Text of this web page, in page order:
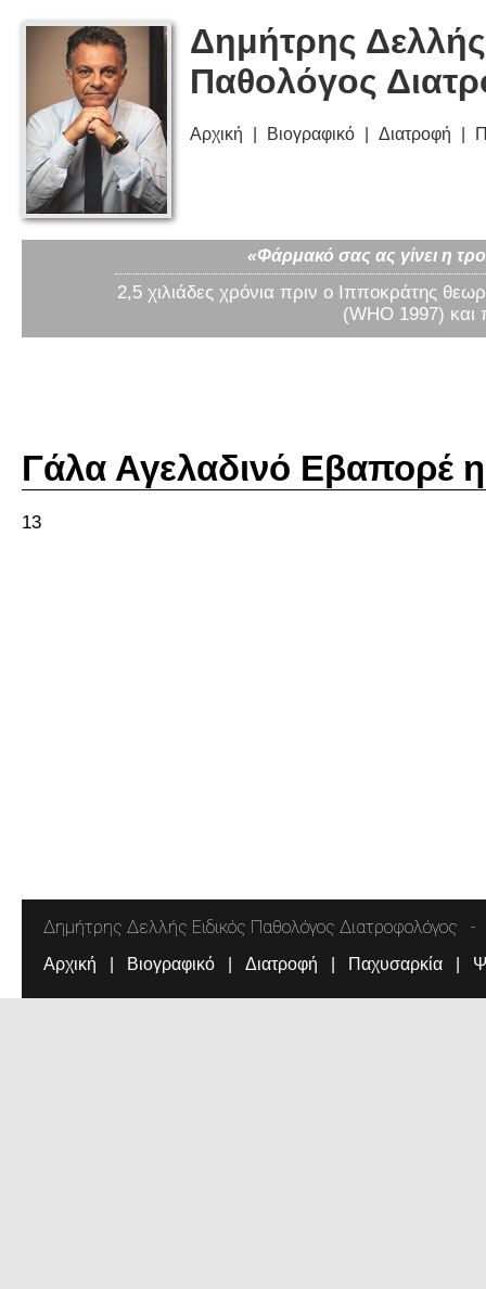
Δημήτρης
Παθολόγος
Αρχική Βιογραφικό Διατροφή
«Φάρμακό σας ας γίνει η
2,5 χιλιάδες χρόνια πριν ο Ιπποκράτης
(WHO 1997) και
Γάλα Αγελαδινό Εβαπορέ
13
Δημήτρης Δελλής Ειδικός Παθολόγος Διατροφολόγος
Αρχική Βιογραφικό Διατροφή Παχυσαρκία